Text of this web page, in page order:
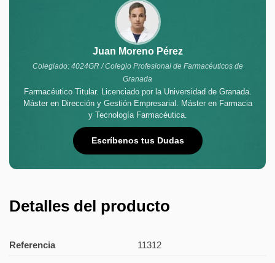
Juan Moreno Pérez
Colegiado: 4024GR / Colegio Profesional de Farmacéuticos de
Granada
Farmacéutico Titular. Licenciado por la Universidad de Granada.
Máster en Dirección y Gestión Empresarial. Máster en Farmacia
y Tecnología Farmacéutica.
Escríbenos tus Dudas
Detalles del producto
Referencia 11312